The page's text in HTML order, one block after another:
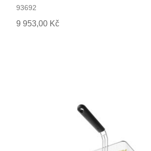
93692
9 953,00 Kč